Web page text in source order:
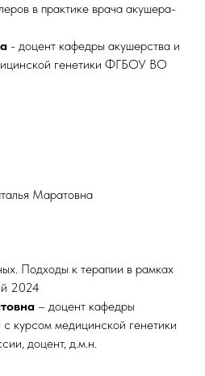
в практике врача акушера-
- доцент кафедры акушерства и
генетики ФГБОУ ВО
Маратовна
Подходы к терапии в рамках
2024
– доцент кафедры
курсом медицинской генетики
доцент, д.м.н.